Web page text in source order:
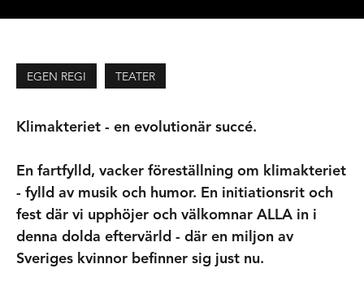
EGEN REGI TEATER
Klimakteriet - en evolutionär succé.
En fartfylld, vacker föreställning om klimakteriet
- fylld av musik och humor. En initiationsrit och
fest där vi upphöjer och välkomnar ALLA in i
denna dolda eftervärld - där en miljon av
Sveriges kvinnor befinner sig just nu.